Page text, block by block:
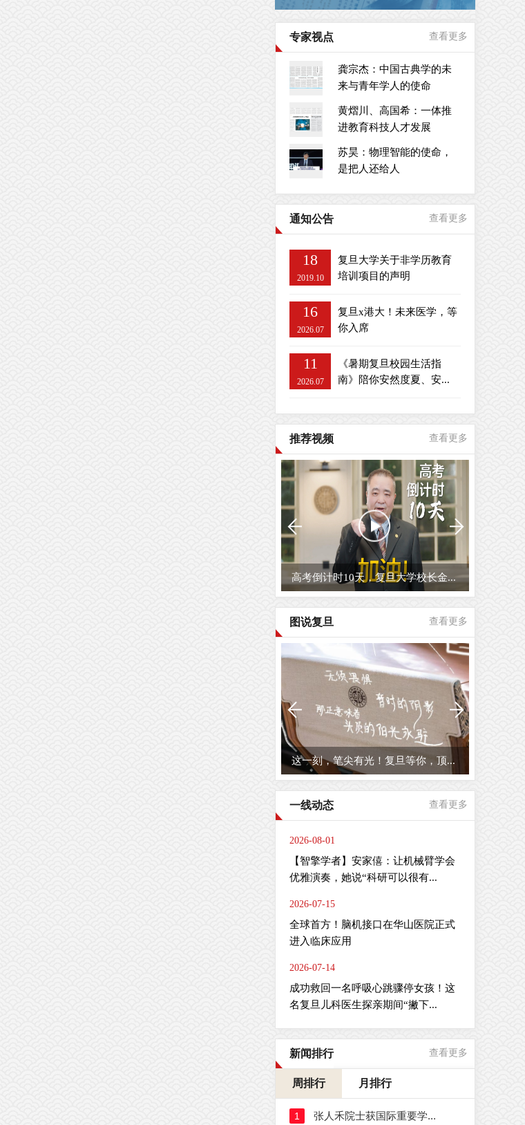
专家视点 查看更多
龚宗杰：中国古典学的未
来与青年学人的使命
黄熠川、高国希：一体推
进教育科技人才发展
苏昊：物理智能的使命，
是把人还给人
通知公告 查看更多
18
2019.10
复旦大学关于非学历教育
培训项目的声明
16
2026.07
复旦x港大！未来医学，等
你入席
11
2026.07
《暑期复旦校园生活指
南》陪你安然度夏、安...
推荐视频 查看更多
高考倒计时10天，复旦大学校长金...
图说复旦 查看更多
这一刻，笔尖有光！复旦等你，顶...
一线动态 查看更多
2026-08-01
【智擎学者】安家僖：让机械臂学会
优雅演奏，她说“科研可以很有...
2026-07-15
全球首方！脑机接口在华山医院正式
进入临床应用
2026-07-14
成功救回一名呼吸心跳骤停女孩！这
名复旦儿科医生探亲期间“撇下...
新闻排行 查看更多
周排行 月排行